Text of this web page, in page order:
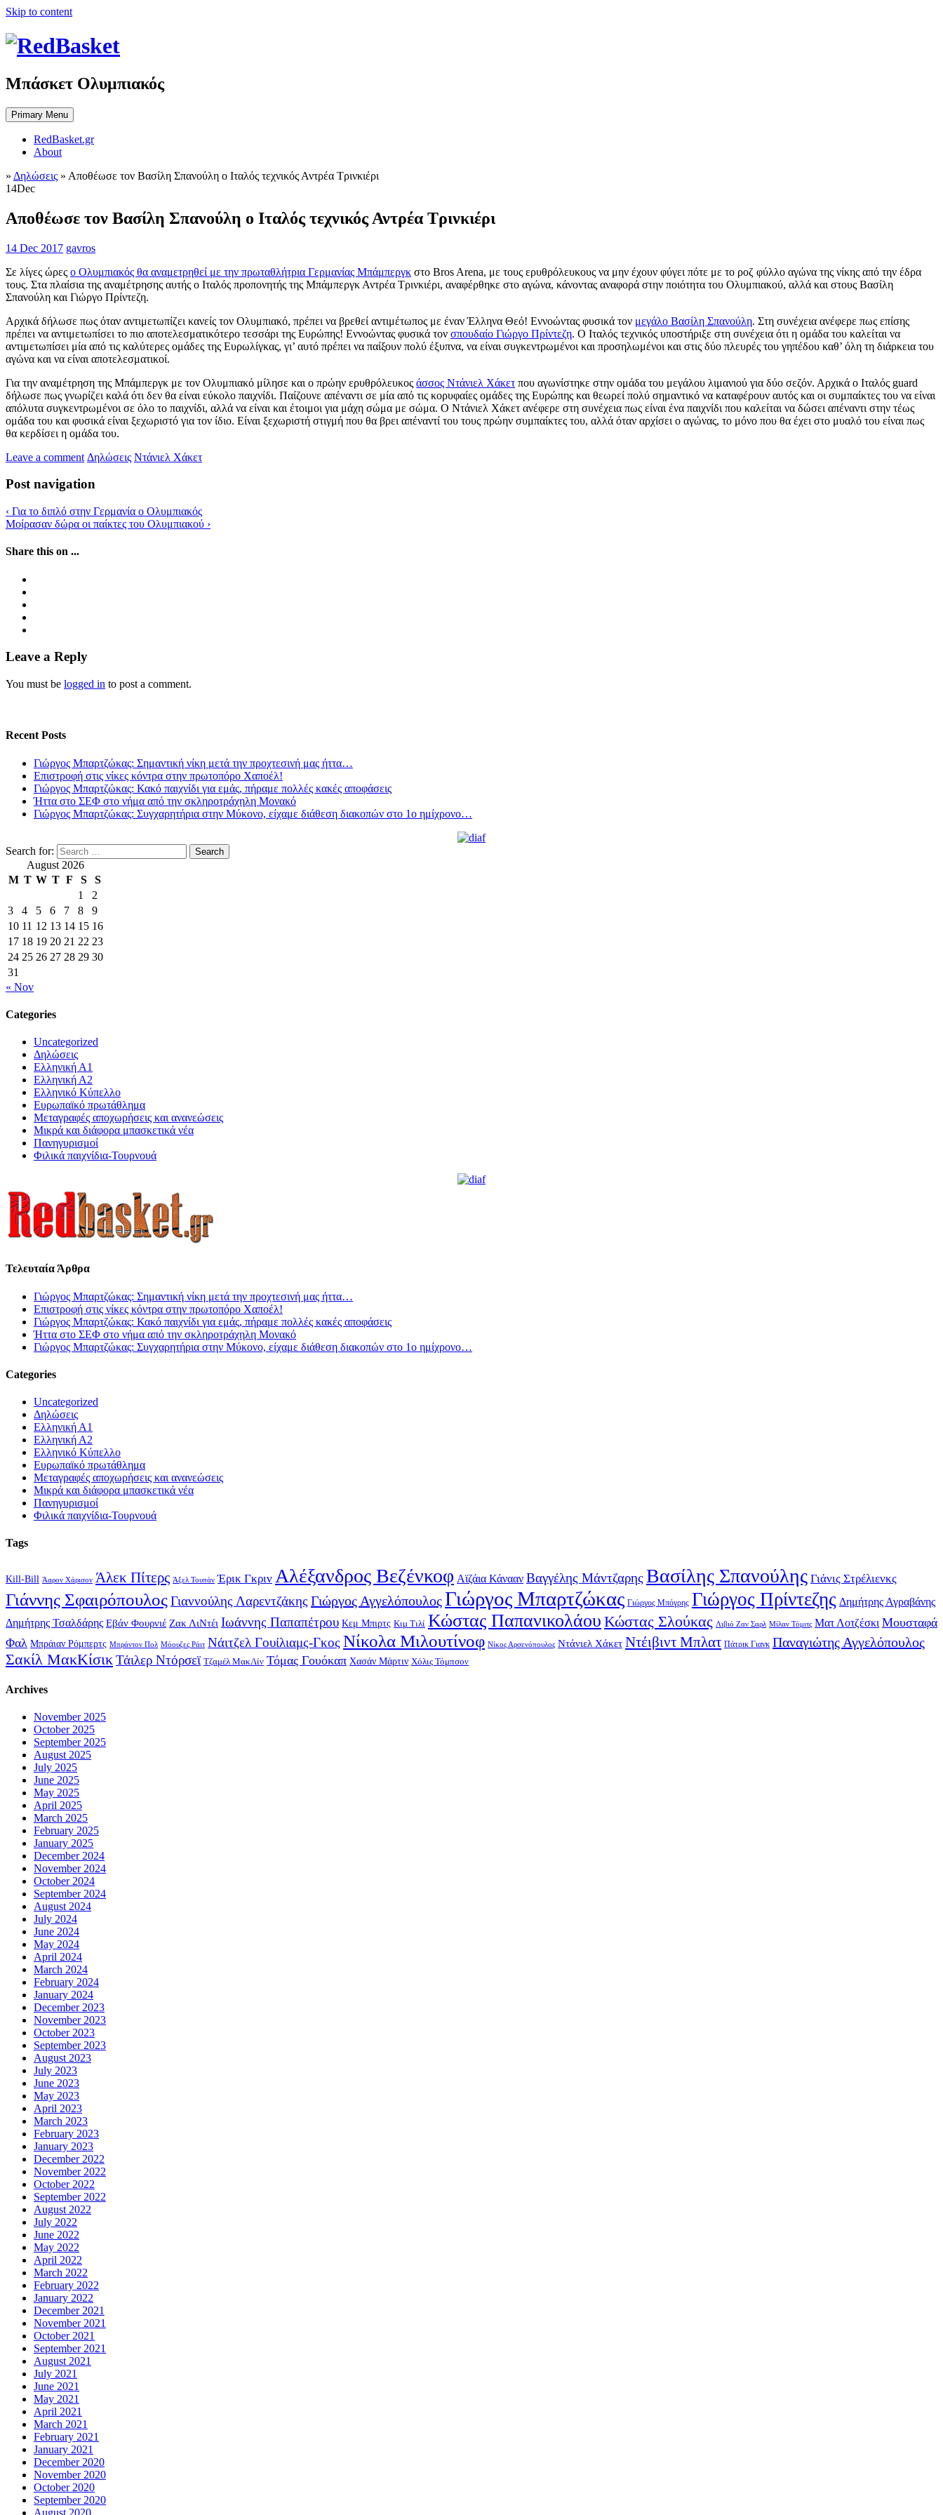
Skip to content
Μπάσκετ Ολυμπιακός
Primary Menu
RedBasket.gr
About
» Δηλώσεις » Αποθέωσε τον Βασίλη Σπανούλη ο Ιταλός τεχνικός Αντρέα Τρινκιέρι
14Dec
Αποθέωσε τον Βασίλη Σπανούλη ο Ιταλός τεχνικός Αντρέα Τρινκιέρι
14 Dec 2017 gavros
Σε λίγες ώρες ο Ολυμπιακός θα αναμετρηθεί με την πρωταθλήτρια Γερμανίας Μπάμπεργκ στο Bros Arena, με τους ερυθρόλευκους να μην έχουν φύγει πότε με το ροζ φύλλο αγώνα της νίκης από την έδρα
τους. Στα πλαίσια της αναμέτρησης αυτής ο Ιταλός προπονητής της Μπάμπεργκ Αντρέα Τρινκιέρι, αναφέρθηκε στο αγώνα, κάνοντας αναφορά στην ποιότητα του Ολυμπιακού, αλλά και στους Βασίλη
Σπανούλη και Γιώργο Πρίντεζη.
Αρχικά δήλωσε πως όταν αντιμετωπίζει κανείς τον Ολυμπιακό, πρέπει να βρεθεί αντιμέτωπος με έναν Έλληνα Θεό! Εννοώντας φυσικά τον μεγάλο Βασίλη Σπανούλη. Στη συνέχεια ανέφερε πως επίσης
πρέπει να αντιμετωπίσει το πιο αποτελεσματικότερο τεσσάρι της Ευρώπης! Εννοώντας φυσικά τον σπουδαίο Γιώργο Πρίντεζη. Ο Ιταλός τεχνικός υποστήριξε στη συνέχεια ότι η ομάδα του καλείται να
αντιμετωπίσει μία από τις καλύτερες ομάδες της Ευρωλίγκας, γι’ αυτό πρέπει να παίξουν πολύ έξυπνα, να είναι συγκεντρωμένοι και προσηλωμένοι και στις δύο πλευρές του γηπέδου καθ’ όλη τη διάρκεια του
αγώνα και να είναι αποτελεσματικοί.
Για την αναμέτρηση της Μπάμπεργκ με τον Ολυμπιακό μίλησε και ο πρώην ερυθρόλευκος άσσος Ντάνιελ Χάκετ που αγωνίστηκε στην ομάδα του μεγάλου λιμανιού για δύο σεζόν. Αρχικά ο Ιταλός guard
δήλωσε πως γνωρίζει καλά ότι δεν θα είναι εύκολο παιχνίδι. Παίζουνε απέναντι σε μία από τις κορυφαίες ομάδες της Ευρώπης και θεωρεί πολύ σημαντικό να καταφέρουν αυτός και οι συμπαίκτες του να είναι
απόλυτα συγκεντρωμένοι σε όλο το παιχνίδι, αλλά να είναι και έτοιμοι για μάχη σώμα με σώμα. Ο Ντάνιελ Χάκετ ανέφερε στη συνέχεια πως είναι ένα παιχνίδι που καλείται να δώσει απέναντι στην τέως
ομάδα του και φυσικά είναι ξεχωριστό για τον ίδιο. Είναι ξεχωριστή στιγμή που θα βρει απέναντί του τους πρώην συμπαίκτες του, αλλά όταν αρχίσει ο αγώνας, το μόνο που θα έχει στο μυαλό του είναι πως
θα κερδίσει η ομάδα του.
Leave a comment Δηλώσεις Ντάνιελ Χάκετ
Post navigation
‹ Για το διπλό στην Γερμανία ο Ολυμπιακός
Μοίρασαν δώρα οι παίκτες του Ολυμπιακού ›
Share this on ...
Leave a Reply
You must be logged in to post a comment.
Recent Posts
Γιώργος Μπαρτζώκας: Σημαντική νίκη μετά την προχτεσινή μας ήττα…
Επιστροφή στις νίκες κόντρα στην πρωτοπόρο Χαποέλ!
Γιώργος Μπαρτζώκας: Κακό παιχνίδι για εμάς, πήραμε πολλές κακές αποφάσεις
Ήττα στο ΣΕΦ στο νήμα από την σκληροτράχηλη Μονακό
Γιώργος Μπαρτζώκας: Συγχαρητήρια στην Μύκονο, είχαμε διάθεση διακοπών στο 1ο ημίχρονο…
Search for:
August 2026
M T W T F S
S
1
2
3
4 5 6 7 8
9
10 11 12 13 14 15 16
17 18 19 20 21 22 23
24 25 26 27 28 29 30
31
« Nov
Categories
Uncategorized
Δηλώσεις
Ελληνική Α1
Ελληνική Α2
Ελληνικό Κύπελλο
Ευρωπαϊκό πρωτάθλημα
Μεταγραφές αποχωρήσεις και ανανεώσεις
Μικρά και διάφορα μπασκετικά νέα
Πανηγυρισμοί
Φιλικά παιχνίδια-Τουρνουά
Τελευταία Άρθρα
Γιώργος Μπαρτζώκας: Σημαντική νίκη μετά την προχτεσινή μας ήττα…
Επιστροφή στις νίκες κόντρα στην πρωτοπόρο Χαποέλ!
Γιώργος Μπαρτζώκας: Κακό παιχνίδι για εμάς, πήραμε πολλές κακές αποφάσεις
Ήττα στο ΣΕΦ στο νήμα από την σκληροτράχηλη Μονακό
Γιώργος Μπαρτζώκας: Συγχαρητήρια στην Μύκονο, είχαμε διάθεση διακοπών στο 1ο ημίχρονο…
Categories
Uncategorized
Δηλώσεις
Ελληνική Α1
Ελληνική Α2
Ελληνικό Κύπελλο
Ευρωπαϊκό πρωτάθλημα
Μεταγραφές αποχωρήσεις και ανανεώσεις
Μικρά και διάφορα μπασκετικά νέα
Πανηγυρισμοί
Φιλικά παιχνίδια-Τουρνουά
Tags
Kill-Bill Άαρον Χάρισον Άλεκ Πίτερς Άξελ Τουπάν Έρικ Γκριν Αλέξανδρος Βεζένκοφ Αϊζάια Κάνααν Βαγγέλης Μάντζαρης Βασίλης Σπανούλης Γιάνις Στρέλιενκς
Γιάννης ΣφαιρόπουλοςΓιαννούλης Λαρεντζάκης Γιώργος ΑγγελόπουλοςΓιώργος Μπαρτζώκας Γιώργος Μπόγρης Γιώργος Πρίντεζης Δημήτρης Αγραβάνης
Δημήτρης Τσαλδάρης Εβάν Φουρνιέ Ζακ ΛιΝτέι Ιωάννης Παπαπέτρου Κεμ Μπιρτς Κιμ Τιλί Κώστας Παπανικολάου Κώστας Σλούκας Λιβιό Ζαν Σαρλ Μίλαν Τόμιτς Ματ Λοτζέσκι Μουσταφά
Φαλ Μπράιαν Ρόμπερτς Μπράντον Πολ Μόουζες Ράιτ Νάιτζελ Γουίλιαμς-Γκος Νίκολα Μιλουτίνοφ Νίκος Αρσενόπουλος Ντάνιελ Χάκετ Ντέιβιντ Μπλατ Πάτρικ Γιανκ Παναγιώτης Αγγελόπουλος
Σακίλ ΜακΚίσικ Τάιλερ Ντόρσεϊ Τζαμέλ ΜακΛίν Τόμας Γουόκαπ Χασάν Μάρτιν Χόλις Τόμπσον
Archives
November 2025
October 2025
September 2025
August 2025
July 2025
June 2025
May 2025
April 2025
March 2025
February 2025
January 2025
December 2024
November 2024
October 2024
September 2024
August 2024
July 2024
June 2024
May 2024
April 2024
March 2024
February 2024
January 2024
December 2023
November 2023
October 2023
September 2023
August 2023
July 2023
June 2023
May 2023
April 2023
March 2023
February 2023
January 2023
December 2022
November 2022
October 2022
September 2022
August 2022
July 2022
June 2022
May 2022
April 2022
March 2022
February 2022
January 2022
December 2021
November 2021
October 2021
September 2021
August 2021
July 2021
June 2021
May 2021
April 2021
March 2021
February 2021
January 2021
December 2020
November 2020
October 2020
September 2020